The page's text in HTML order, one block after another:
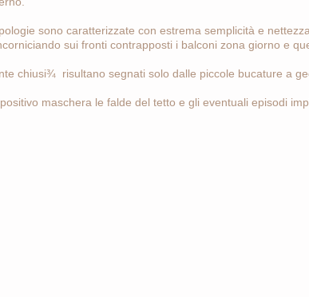
sono caratterizzate con estrema semplicità e
sui fronti contrapposti i balconi zona giorno e
chiusi¾ risultano segnati solo dalle piccole bucature a
maschera le falde del tetto e gli eventuali episodi